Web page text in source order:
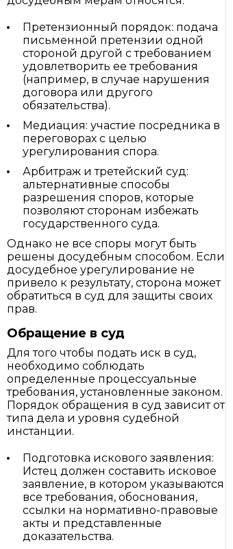
Претензионный порядок: подача
письменной претензии одной
стороной другой с требованием
удовлетворить ее требования
(например, в случае нарушения
договора или другого
обязательства).
Медиация: участие посредника в
переговорах с целью
урегулирования спора.
Арбитраж и третейский суд:
альтернативные способы
разрешения споров, которые
позволяют сторонам избежать
государственного суда.
Однако не все споры могут быть
решены досудебным способом. Если
досудебное урегулирование не
привело к результату, сторона может
обратиться в суд для защиты своих
прав.
Обращение в суд
Для того чтобы подать иск в суд,
необходимо соблюдать
определенные процессуальные
требования, установленные законом.
Порядок обращения в суд зависит от
типа дела и уровня судебной
инстанции.
Подготовка искового заявления:
Истец должен составить исковое
заявление, в котором указываются
все требования, обоснования,
ссылки на нормативно-правовые
акты и представленные
доказательства.